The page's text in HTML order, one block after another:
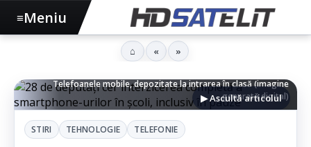
Telefoanele mobile, depozitate la intrarea în clasă (imagine
generată digital)
▶ Ascultă articolul
STIRI TEHNOLOGIE TELEFONIE
≡Meniu
⌂ « »